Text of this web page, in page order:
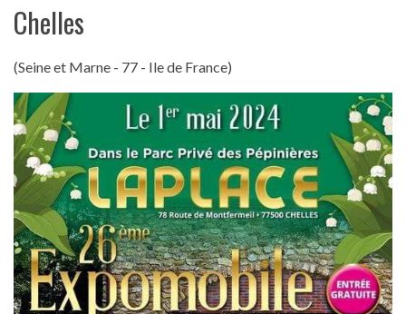
Chelles
(Seine et Marne - 77 - Ile de France)